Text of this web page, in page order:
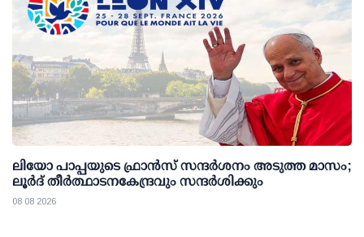
ലിയോ പാപ്പയുടെ ഫ്രാൻസ് സന്ദർശനം അടുത്ത മാസം;
ലൂർദ് തീർത്ഥാടനകേന്ദ്രവും സന്ദർശിക്കും
08 08 2026